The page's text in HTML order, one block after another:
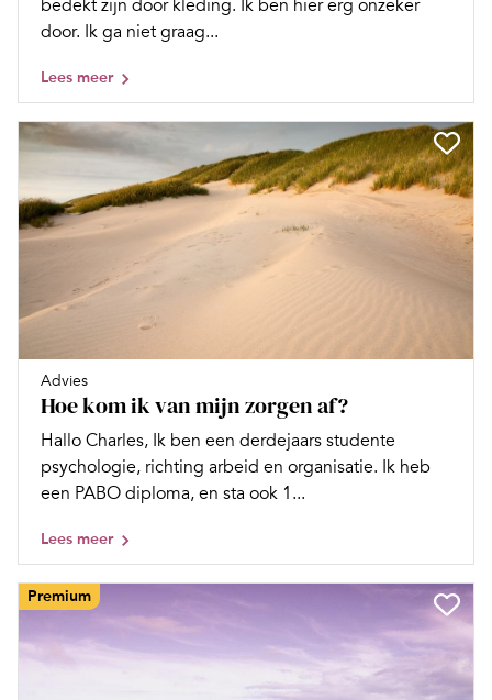
bedekt zijn door kleding. Ik ben hier erg onzeker
door. Ik ga niet graag...
Lees meer
Advies
Hoe kom ik van mijn zorgen af?
Hallo Charles, Ik ben een derdejaars studente
psychologie, richting arbeid en organisatie. Ik heb
een PABO diploma, en sta ook 1...
Lees meer
Premium